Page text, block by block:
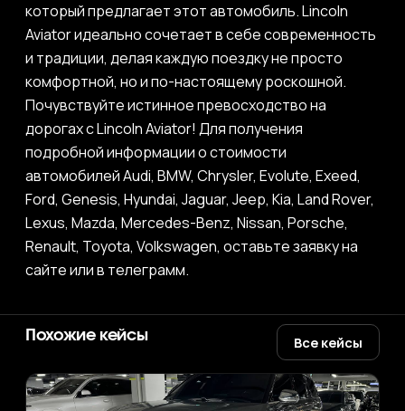
который предлагает этот автомобиль. Lincoln
Aviator идеально сочетает в себе современность
и традиции, делая каждую поездку не просто
комфортной, но и по-настоящему роскошной.
Почувствуйте истинное превосходство на
дорогах с Lincoln Aviator! Для получения
подробной информации о стоимости
автомобилей Audi, BMW, Chrysler, Evolute, Exeed,
Ford, Genesis, Hyundai, Jaguar, Jeep, Kia, Land Rover,
Lexus, Mazda, Mercedes-Benz, Nissan, Porsche,
Renault, Toyota, Volkswagen, оставьте заявку на
сайте или в телеграмм.
Похожие кейсы Все кейсы